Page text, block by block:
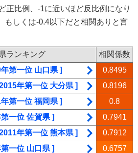
正比例、-1に近いほど反比例になり
もしくは-0.4以下だと相関ありと言
ランキング
相関係数
第一位 山口県 ]
0.8495
年第一位 大分県 ]
0.8196
第一位 福岡県 ]
0.8
一位 佐賀県 ]
0.7941
年第一位 熊本県 ]
0.7912
一位 山口県 ]
0.6757